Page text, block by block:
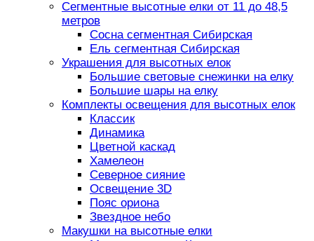
Сегментные высотные елки от 11 до 48,5
метров
Сосна сегментная Сибирская
Ель сегментная Сибирская
Украшения для высотных елок
Большие световые снежинки на елку
Большие шары на елку
Комплекты освещения для высотных елок
Классик
Динамика
Цветной каскад
Хамелеон
Северное сияние
Освещение 3D
Пояс ориона
Звездное небо
Макушки на высотные елки